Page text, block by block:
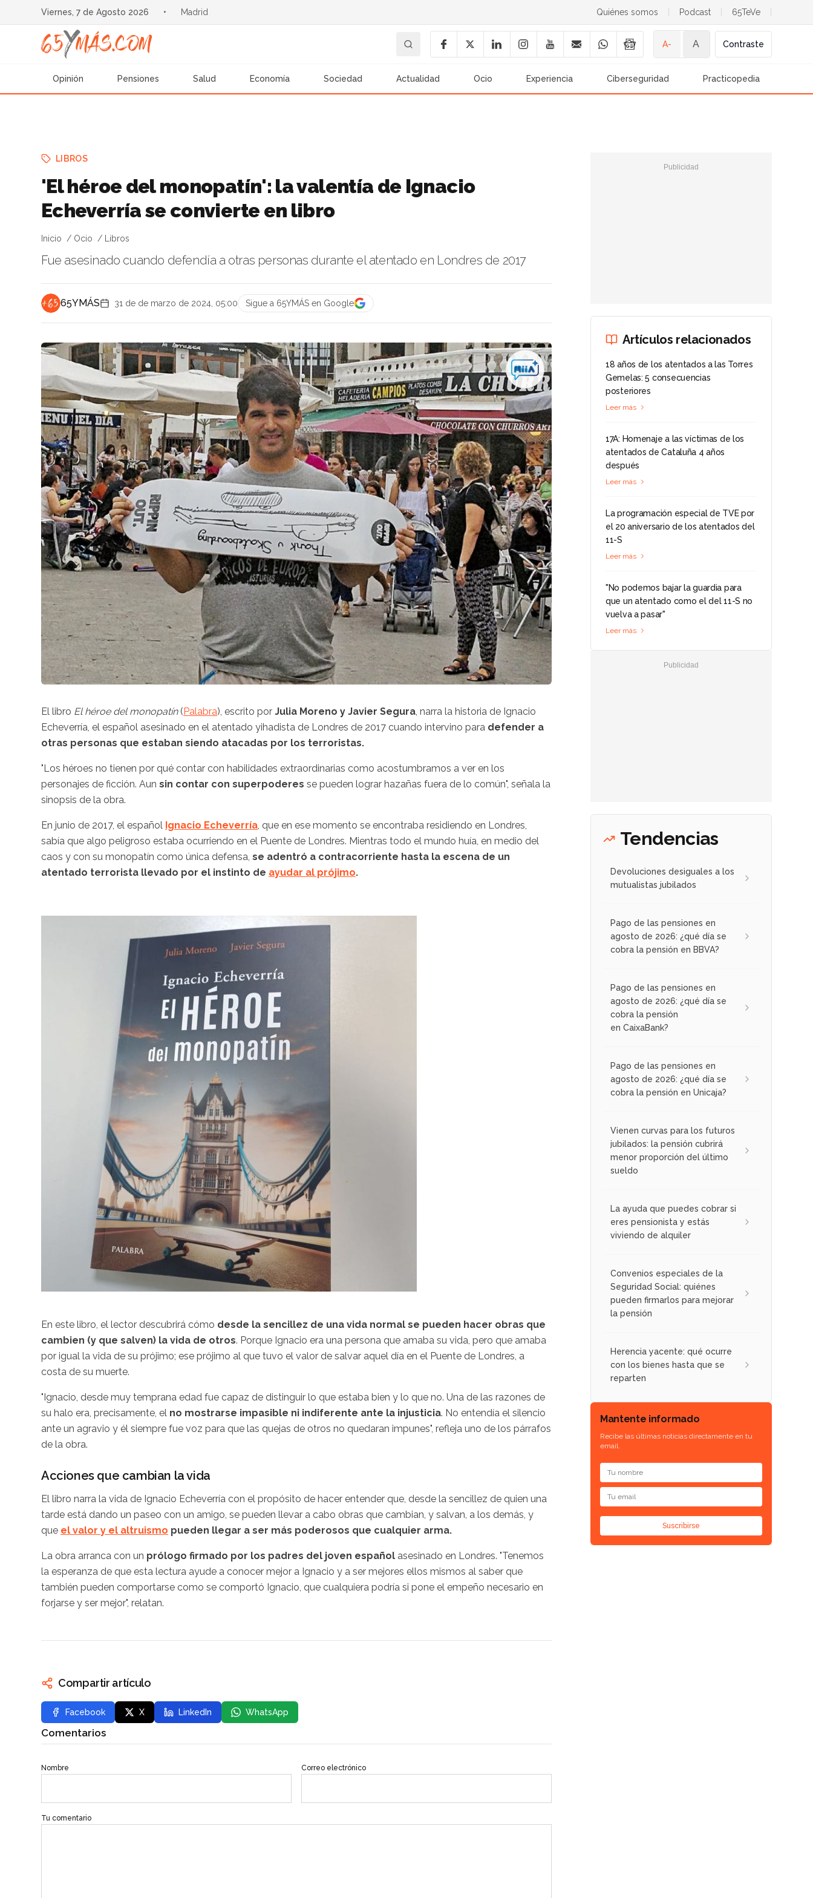
Viernes, 7 de Agosto 2026 • Madrid Quiénes somos Podcast 65TeVe
A- A Contraste
Opinión Pensiones Salud Economía Sociedad Actualidad Ocio Experiencia Ciberseguridad Practicopedia
LIBROS
'El héroe del monopatín': la valentía de Ignacio
Echeverría se convierte en libro
Inicio Ocio Libros
Fue asesinado cuando defendía a otras personas durante el atentado en Londres de 2017
65YMÁS 31 de de marzo de 2024, 05:00 Sigue a 65YMÁS en Google
El libro El héroe del monopatín(Palabra), escrito por Julia Moreno y Javier Segura , narra la historia de Ignacio
Echeverría, el español asesinado en el atentado yihadista de Londres de 2017 cuando intervino para defender a
otras personas que estaban siendo atacadas por los terroristas.
"Los héroes no tienen por qué contar con habilidades extraordinarias como acostumbramos a ver en los
personajes de ficción. Aun sin contar con superpoderes se pueden lograr hazañas fuera de lo común", señala la
sinopsis de la obra.
En junio de 2017, el español Ignacio Echeverría , que en ese momento se encontraba residiendo en Londres,
sabía que algo peligroso estaba ocurriendo en el Puente de Londres. Mientras todo el mundo huía, en medio del
caos y con su monopatín como única defensa, se adentró a contracorriente hasta la escena de un
atentado terrorista llevado por el instinto de ayudar al prójimo.
En este libro, el lector descubrirá cómo desde la sencillez de una vida normal se pueden hacer obras que
cambien (y que salven) la vida de otros. Porque Ignacio era una persona que amaba su vida, pero que amaba
por igual la vida de su prójimo; ese prójimo al que tuvo el valor de salvar aquel día en el Puente de Londres, a
costa de su muerte.
"Ignacio, desde muy temprana edad fue capaz de distinguir lo que estaba bien y lo que no. Una de las razones de
su halo era, precisamente, el no mostrarse impasible ni indiferente ante la injusticia. No entendía el silencio
ante un agravio y él siempre fue voz para que las quejas de otros no quedaran impunes", refleja uno de los párrafos
de la obra.
Acciones que cambian la vida
El libro narra la vida de Ignacio Echeverría con el propósito de hacer entender que, desde la sencillez de quien una
tarde está dando un paseo con un amigo, se pueden llevar a cabo obras que cambian, y salvan, a los demás, y
que el valor y el altruismo pueden llegar a ser más poderosos que cualquier arma.
La obra arranca con un prólogo firmado por los padres del joven español asesinado en Londres. "Tenemos
la esperanza de que esta lectura ayude a conocer mejor a Ignacio y a ser mejores ellos mismos al saber que
también pueden comportarse como se comportó Ignacio, que cualquiera podría si pone el empeño necesario en
forjarse y ser mejor", relatan.
Compartir artículo
Facebook X LinkedIn WhatsApp
Comentarios
Nombre Correo electrónico
Tu comentario
Artículos relacionados
18 años de los atentados a las Torres
Gemelas: 5 consecuencias
posteriores
Leer más
17A: Homenaje a las víctimas de los
atentados de Cataluña 4 años
después
Leer más
La programación especial de TVE por
el 20 aniversario de los atentados del
11-S
Leer más
"No podemos bajar la guardia para
que un atentado como el del 11-S no
vuelva a pasar"
Leer más
Tendencias
Devoluciones desiguales a los
mutualistas jubilados
Pago de las pensiones en
agosto de 2026: ¿qué día se
cobra la pensión en BBVA?
Pago de las pensiones en
agosto de 2026: ¿qué día se
cobra la pensión
en CaixaBank?
Pago de las pensiones en
agosto de 2026: ¿qué día se
cobra la pensión en Unicaja?
Vienen curvas para los futuros
jubilados: la pensión cubrirá
menor proporción del último
sueldo
La ayuda que puedes cobrar si
eres pensionista y estás
viviendo de alquiler
Convenios especiales de la
Seguridad Social: quiénes
pueden firmarlos para mejorar
la pensión
Herencia yacente: qué ocurre
con los bienes hasta que se
reparten
Mantente informado
Recibe las últimas noticias directamente en tu
email.
Suscribirse